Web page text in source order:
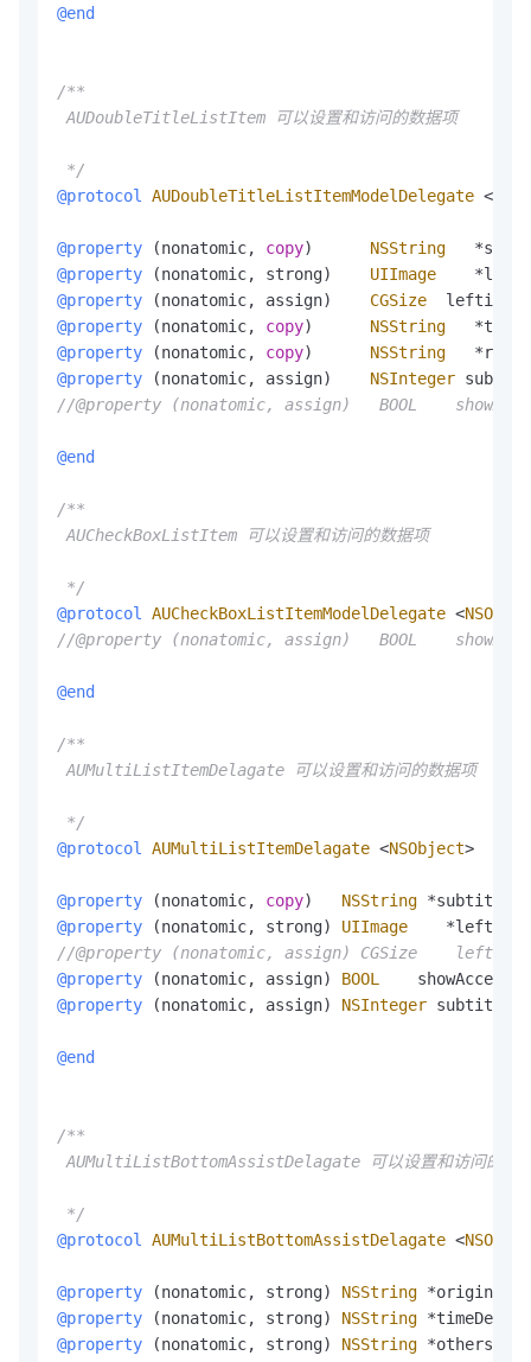
@end
/**
AUDoubleTitleListItem 可以设置和访问的数据项
*/
@protocol
AUDoubleTitleListItemModelDelegate <
@property (nonatomic, copy) NSString *
@property (nonatomic, strong) UIImage *
@property (nonatomic, assign) CGSize
@property (nonatomic, copy) NSString *
@property (nonatomic, copy) NSString *
@property (nonatomic, assign) NSInteger
//@property (nonatomic, assign)   BOOL
@end
/**
AUCheckBoxListItem 可以设置和访问的数据项
*/
@protocol
AUCheckBoxListItemModelDelegate <
//@property (nonatomic, assign)   BOOL
@end
/**
AUMultiListItemDelagate 可以设置和访问的数据项
*/
@protocol
AUMultiListItemDelagate <NSObject>
@property (nonatomic, copy) NSString *
@property (nonatomic, strong) UIImage *
//@property (nonatomic, assign) CGSize
@property (nonatomic, assign) BOOL
@property (nonatomic, assign) NSInteger
@end
/**
AUMultiListBottomAssistDelagate 可以设置和访问的数
*/
@protocol
AUMultiListBottomAssistDelagate <
@property (nonatomic, strong) NSString *
@property (nonatomic, strong) NSString *
@property (nonatomic, strong) NSString *